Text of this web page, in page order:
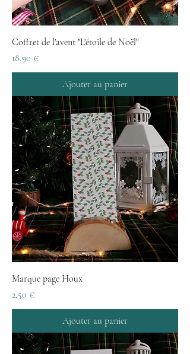
Coffret de l'avent "L'étoile de Noël"
Prix
18,90 €
Ajouter au panier
Marque page Houx
Prix
2,50 €
Ajouter au panier